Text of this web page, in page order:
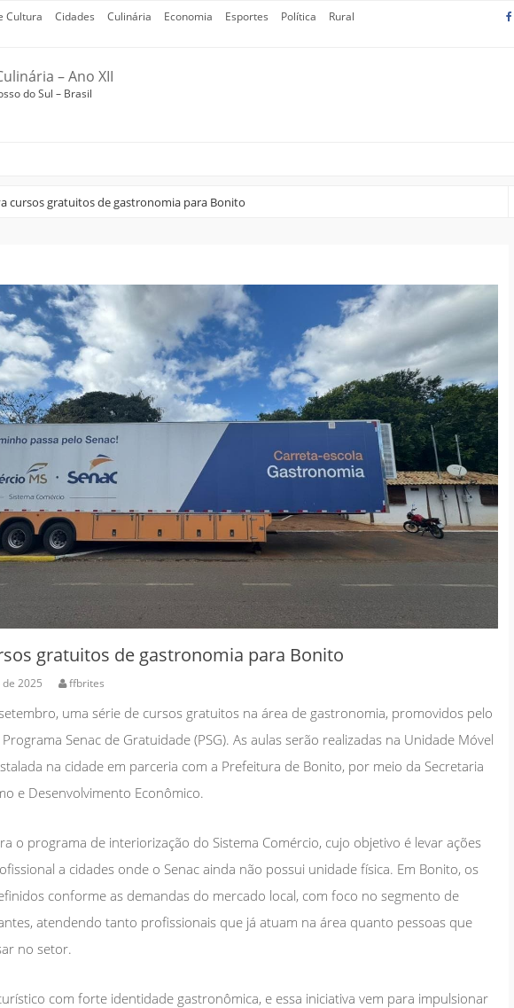
Cultura Cidades Culinária Economia Esportes Política
Rural
– Ano XII
do Sul – Brasil
cursos gratuitos de gastronomia para Bonito
gratuitos de gastronomia para Bonito
2025 ffbrites
uma série de cursos gratuitos na área de gastronomia, promovidos pelo
Senac de Gratuidade (PSG). As aulas serão realizadas na Unidade Móvel
na cidade em parceria com a Prefeitura de Bonito, por meio da Secretaria
e Desenvolvimento Econômico.
o programa de interiorização do Sistema Comércio, cujo objetivo é levar ações
a cidades onde o Senac ainda não possui unidade física. Em Bonito, os
conforme as demandas do mercado local, com foco no segmento de
atendendo tanto profissionais que já atuam na área quanto pessoas que
no setor.
com forte identidade gastronômica, e essa iniciativa vem para impulsionar
Governo antecipa
metas do saneamento
e consolida
investimentos
estruturantes em
Chapadão do Sul
2026